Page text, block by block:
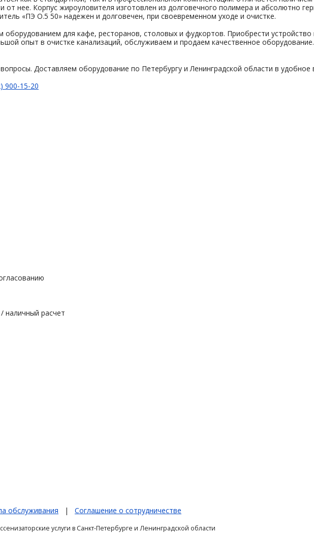
от нее. Корпус жироуловителя изготовлен из долговечного полимера и абсолютно
«ПЭ О.5 50» надежен и долговечен, при своевременном уходе и очистке.
для кафе, ресторанов, столовых и фудкортов. Приобрести
опыт в очистке канализаций, обслуживаем и продаем качественное
Доставляем оборудование по Петербургу и Ленинградской области в удобное
900-15-20
наличный расчет
обслуживания | Соглашение о сотрудничестве
услуги в Санкт-Петербурге и Ленинградской области